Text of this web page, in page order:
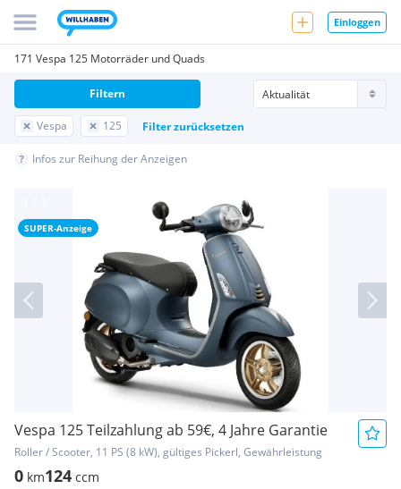
Einloggen
171 Vespa 125 Motorräder und Quads
Vespa 125 Filter zurücksetzen
Filtern
Infos zur Reihung der Anzeigen
SUPER-Anzeige
Vespa 125 Teilzahlung ab 59€, 4 Jahre Garantie
Roller / Scooter, 11 PS (8 kW), gültiges Pickerl, Gewährleistung
0 km124 ccm